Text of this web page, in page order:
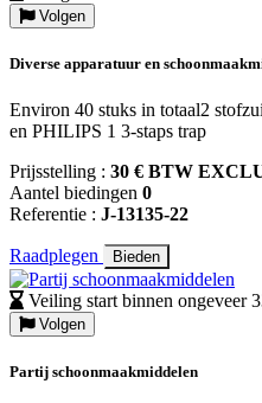
Volgen
Diverse apparatuur en
Environ 40 stuks in totaal2
en PHILIPS 1 3-staps trap
Prijsstelling : 30 € BTW
Aantel biedingen 0
Referentie : J-13135-22
Raadplegen Bieden
Veiling start binnen ongeveer
Volgen
Partij schoonmaakmiddelen